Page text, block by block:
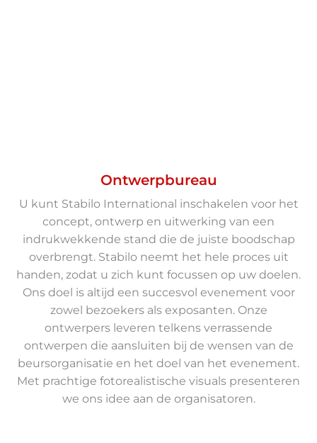
Ontwerpbureau
U kunt Stabilo International inschakelen voor het
concept, ontwerp en uitwerking van een
indrukwekkende stand die de juiste boodschap
overbrengt. Stabilo neemt het hele proces uit
handen, zodat u zich kunt focussen op uw doelen.
Ons doel is altijd een succesvol evenement voor
zowel bezoekers als exposanten. Onze
ontwerpers leveren telkens verrassende
ontwerpen die aansluiten bij de wensen van de
beursorganisatie en het doel van het evenement.
Met prachtige fotorealistische visuals presenteren
we ons idee aan de organisatoren.